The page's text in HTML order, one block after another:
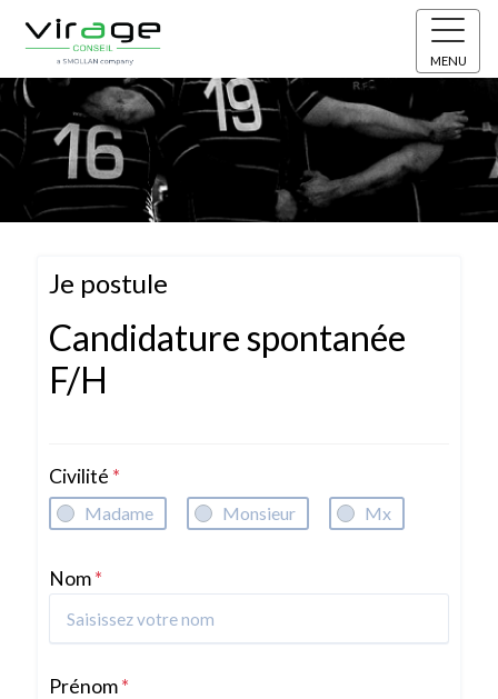
MENU
Je postule
Candidature spontanée
F/H
Civilité *
Madame Monsieur Mx
Nom*
Prénom*